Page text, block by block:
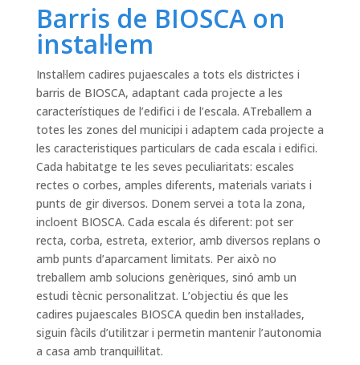
Barris de BIOSCA on
instal·lem
Instal·lem cadires pujaescales a tots els districtes i
barris de BIOSCA, adaptant cada projecte a les
característiques de l’edifici i de l’escala. ATreballem a
totes les zones del municipi i adaptem cada projecte a
les caracteristiques particulars de cada escala i edifici.
Cada habitatge te les seves peculiaritats: escales
rectes o corbes, amples diferents, materials variats i
punts de gir diversos. Donem servei a tota la zona,
incloent BIOSCA. Cada escala és diferent: pot ser
recta, corba, estreta, exterior, amb diversos replans o
amb punts d’aparcament limitats. Per això no
treballem amb solucions genèriques, sinó amb un
estudi tècnic personalitzat. L’objectiu és que les
cadires pujaescales BIOSCA quedin ben instal·lades,
siguin fàcils d’utilitzar i permetin mantenir l’autonomia
a casa amb tranquil·litat.